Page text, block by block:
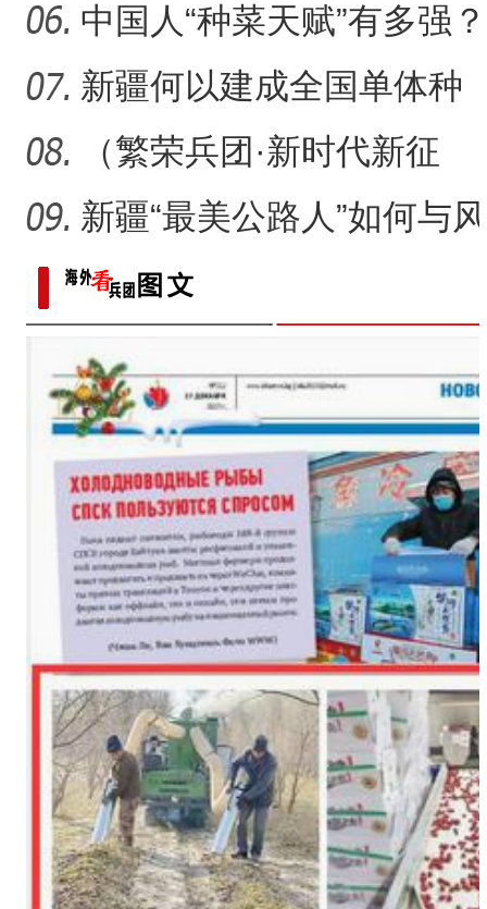
起？
中国人“种菜天赋”有多强？
戈壁荒漠变“智慧农场
新疆何以建成全国单体种
植面积最大油莎豆示范基
地
（繁荣兵团·新时代新征
程）沙漠瀚海中的新疆兵
团
新疆“最美公路人”如何与风
沙“硬碰硬”？